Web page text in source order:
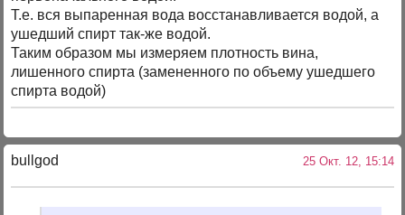
Т.е. вся выпаренная вода восстанавливается водой, а
ушедший спирт так-же водой.
Таким образом мы измеряем плотность вина,
лишенного спирта (замененного по объему ушедшего
спирта водой)
bullgod 25 Окт. 12, 15:14